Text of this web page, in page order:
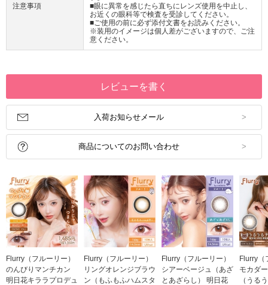
注意事項
■眼に異常を感じたら直ちにレンズ使用を中止し、
お近くの眼科等で検査を受診してください。
■ご使用の前に必ず添付文書をお読みください。
※装用のイメージは個人差がございますので、ご注
意ください。
レビューを書く
入荷お知らせメール
商品についてのお問い合わせ
Flurry（フルーリー）
のんびりマンチカン
明日花キララプロデュ
Flurry（フルーリー）
リングオレンジブラウ
ン（もふもふハムスタ
Flurry（フルーリー）
シアーベージュ（あざ
とあざらし） 明日花
Flurry（
モカダ
（うる